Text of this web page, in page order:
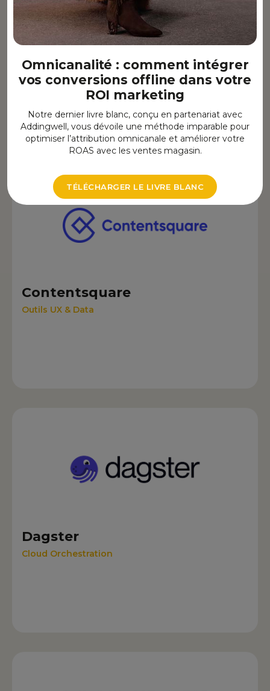
Clarity
Outils UX & Data
Contentsquare
Outils UX & Data
Dagster
Cloud Orchestration
Omnicanalité : comment intégrer
vos conversions offline dans votre
ROI marketing
Notre dernier livre blanc, conçu en partenariat avec
Addingwell, vous dévoile une méthode imparable pour
optimiser l’attribution omnicanale et améliorer votre
ROAS avec les ventes magasin.
TÉLÉCHARGER LE LIVRE BLANC